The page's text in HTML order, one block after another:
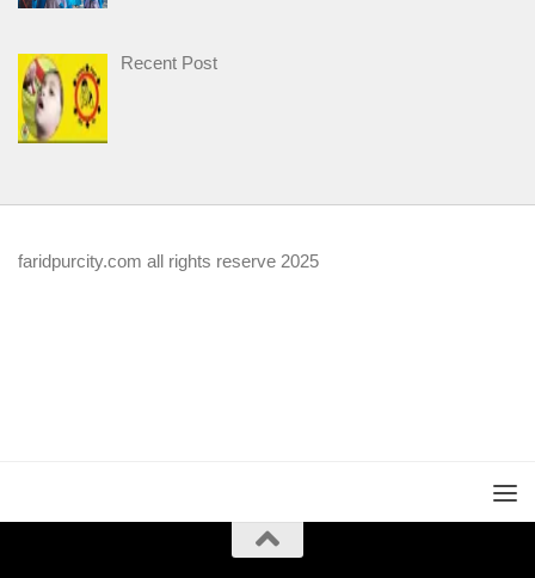
Recent Post
faridpurcity.com all rights reserve 2025